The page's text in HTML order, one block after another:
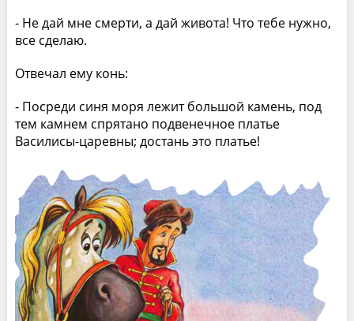
- Не дай мне смерти, а дай живота! Что тебе нужно,
все сделаю.
Отвечал ему конь:
- Посреди синя моря лежит большой камень, под
тем камнем спрятано подвенечное платье
Василисы-царевны; достань это платье!